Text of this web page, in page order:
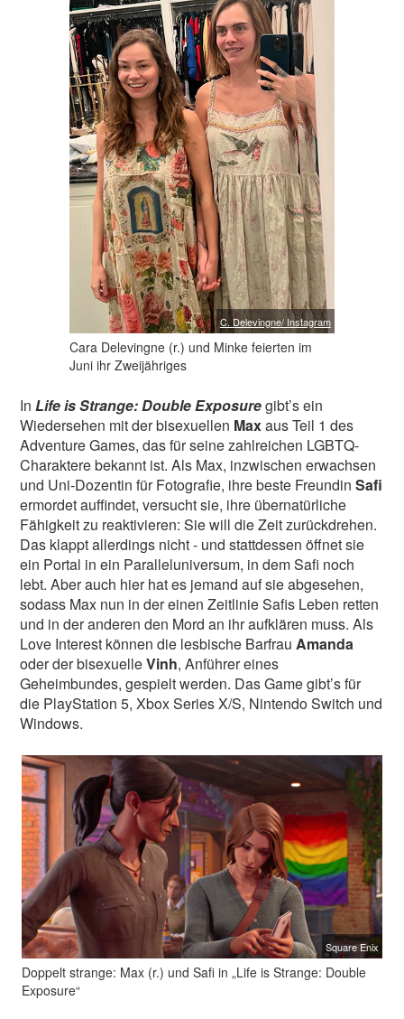
C. Delevingne/ Instagram
Cara Delevingne (r.) und Minke feierten im
Juni ihr Zweijähriges
InLife is Strange: Double Exposuregibt’s ein
Wiedersehen mit der bisexuellen Maxaus Teil 1 des
Adventure Games, das für seine zahlreichen LGBTQ-
Charaktere bekannt ist. Als Max, inzwischen erwachsen
und Uni-Dozentin für Fotografie, ihre beste FreundinSafi
ermordet auffindet, versucht sie, ihre übernatürliche
Fähigkeit zu reaktivieren: Sie will die Zeit zurückdrehen.
Das klappt allerdings nicht - und stattdessen öffnet sie
ein Portal in ein Paralleluniversum, in dem Safi noch
lebt. Aber auch hier hat es jemand auf sie abgesehen,
sodass Max nun in der einen Zeitlinie Safis Leben retten
und in der anderen den Mord an ihr aufklären muss. Als
Love Interest können die lesbische BarfrauAmanda
oder der bisexuelleVinh, Anführer eines
Geheimbundes, gespielt werden. Das Game gibt’s für
die PlayStation 5, Xbox Series X/S, Nintendo Switch und
Windows.
Square Enix
Doppelt strange: Max (r.) und Safi in „Life is Strange: Double
Exposure“